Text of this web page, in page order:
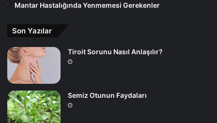
Mantar Hastalığında Yenmemesi Gerekenler
Son Yazılar
Tiroit Sorunu Nasıl Anlaşılır?
Semiz Otunun Faydaları